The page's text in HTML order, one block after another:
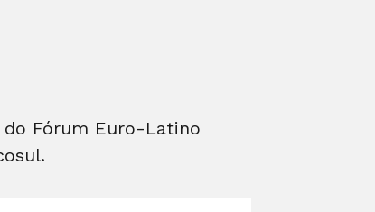
do Fórum Euro-Latino